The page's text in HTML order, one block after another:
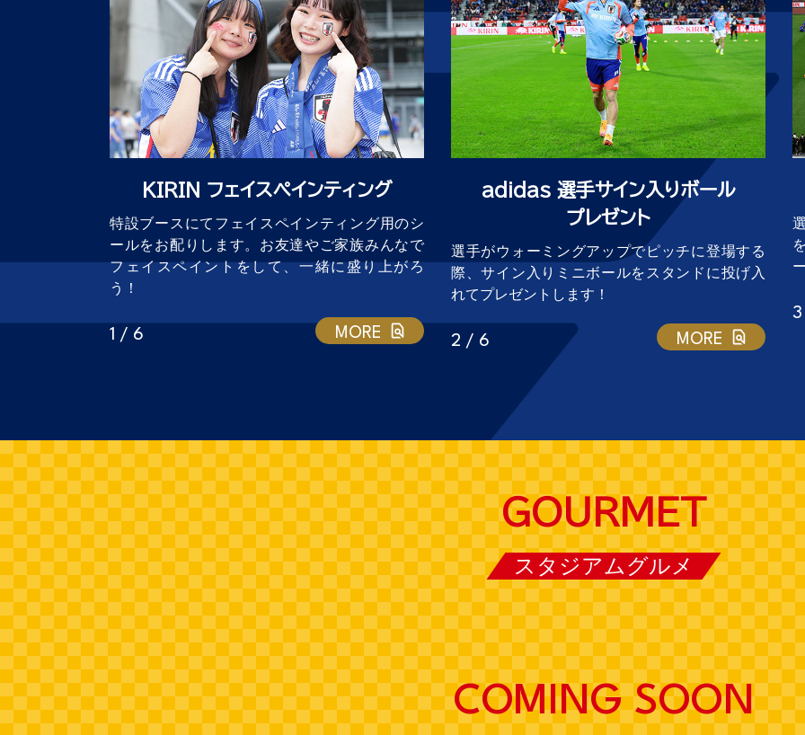
KIRIN フェイスペインティング
特設ブースにてフェイスペインティング用のシ
ールをお配りします。お友達やご家族みんなで
フェイスペイントをして、一緒に盛り上がろ
う！
1 / 6 MORE
adidas 選手サイン入りボール
プレゼント
選手がウォーミングアップでピッチに登場する
際、サイン入りミニボールをスタンドに投げ入
れてプレゼントします！
2 / 6 MORE
GOURMET
スタジアムグルメ
COMING SOON